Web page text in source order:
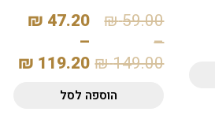
59.00
₪
–
149.00
₪
47.20
₪
–
119.20
₪
הוספה לסל